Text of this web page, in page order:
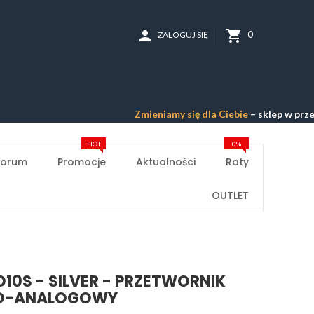
shopping_cart 0
person ZALOGUJ SIĘ
Zmieniamy się dla Ciebie– sklep w
Promocje
HOT
Aktualności Raty
0%
OUTLET
- SILVER - PRZETWORNIK
ANALOGOWY